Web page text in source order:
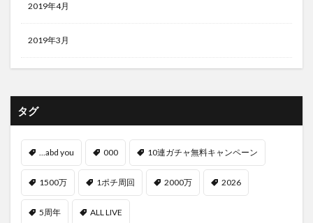
2019年4月
2019年3月
タグ
...abd you 000 10連ガチャ無料キャンペーン
1500万 1ポチ周回 2000万 2026
5周年 ALL LIVE